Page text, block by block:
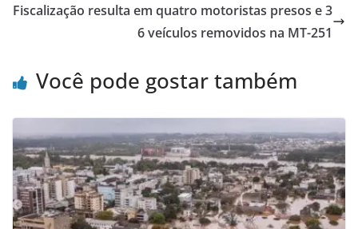
Fiscalização resulta em quatro motoristas presos e 3
6 veículos removidos na MT-251
Você pode gostar também